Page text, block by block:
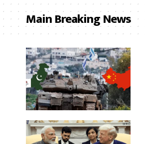
Main Breaking News